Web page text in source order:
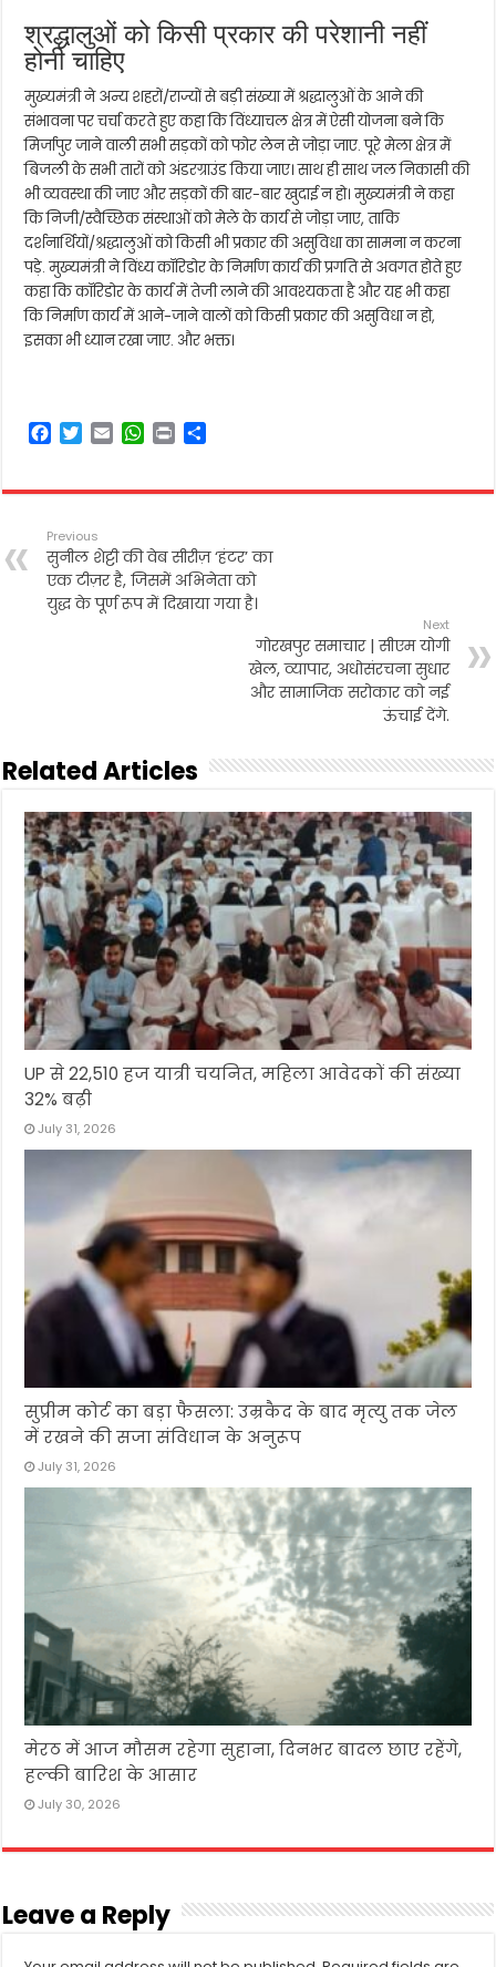
श्रद्धालुओं को किसी प्रकार की परेशानी नहीं
होनी चाहिए
मुख्यमंत्री ने अन्य शहरों/राज्यों से बड़ी संख्या में श्रद्धालुओं के आने की
संभावना पर चर्चा करते हुए कहा कि विंध्याचल क्षेत्र में ऐसी योजना बने कि
मिर्जापुर जाने वाली सभी सड़कों को फोर लेन से जोड़ा जाए. पूरे मेला क्षेत्र में
बिजली के सभी तारों को अंडरग्राउंड किया जाए। साथ ही साथ जल निकासी की
भी व्यवस्था की जाए और सड़कों की बार-बार खुदाई न हो। मुख्यमंत्री ने कहा
कि निजी/स्वैच्छिक संस्थाओं को मेले के कार्य से जोड़ा जाए, ताकि
दर्शनार्थियों/श्रद्धालुओं को किसी भी प्रकार की असुविधा का सामना न करना
पड़े. मुख्यमंत्री ने विंध्य कॉरिडोर के निर्माण कार्य की प्रगति से अवगत होते हुए
कहा कि कॉरिडोर के कार्य में तेजी लाने की आवश्यकता है और यह भी कहा
कि निर्माण कार्य में आने-जाने वालों को किसी प्रकार की असुविधा न हो,
इसका भी ध्यान रखा जाए. और भक्त।
F
e
o
o
k
T
t
e
r
E
i
W
t
A
p
p
P
n
r
Previous
सुनील शेट्टी की वेब सीरीज़ ‘हंटर’ का
एक टीज़र है, जिसमें अभिनेता को
युद्ध के पूर्ण रूप में दिखाया गया है।
Next
गोरखपुर समाचार | सीएम योगी
खेल, व्यापार, अधोसंरचना सुधार
और सामाजिक सरोकार को नई
ऊंचाई देंगे.
Related Articles
UP से 22,510 हज यात्री चयनित, महिला आवेदकों की संख्या
32% बढ़ी
July 31, 2026
सुप्रीम कोर्ट का बड़ा फैसला: उम्रकैद के बाद मृत्यु तक जेल
में रखने की सजा संविधान के अनुरूप
July 31, 2026
मेरठ में आज मौसम रहेगा सुहाना, दिनभर बादल छाए रहेंगे,
हल्की बारिश के आसार
July 30, 2026
Leave a Reply